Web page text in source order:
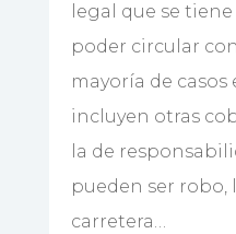
legal que se
poder circular
mayoría de casos
incluyen otras
la de
pueden ser robo,
carretera…